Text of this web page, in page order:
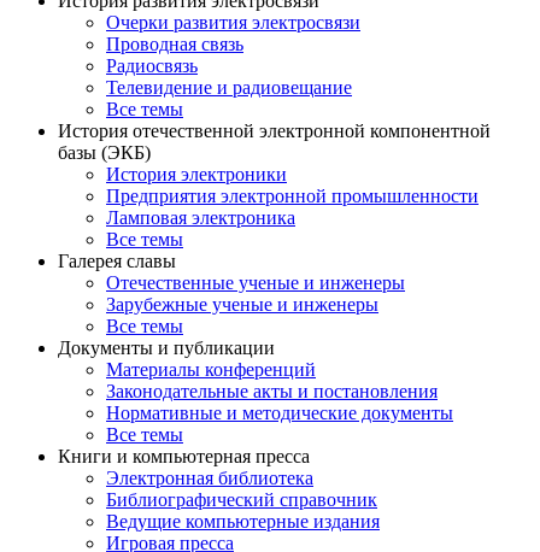
Очерки развития электросвязи
Проводная связь
Радиосвязь
Телевидение и радиовещание
Все темы
История отечественной электронной компонентной
базы (ЭКБ)
История электроники
Предприятия электронной промышленности
Ламповая электроника
Все темы
Галерея славы
Отечественные ученые и инженеры
Зарубежные ученые и инженеры
Все темы
Документы и публикации
Материалы конференций
Законодательные акты и постановления
Нормативные и методические документы
Все темы
Книги и компьютерная пресса
Электронная библиотека
Библиографический справочник
Ведущие компьютерные издания
Игровая пресса